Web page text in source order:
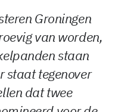
Groningen
van worden,
staan
staat tegenover
dat twee